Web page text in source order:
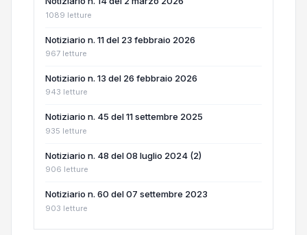
1089 letture
Notiziario n. 11 del 23 febbraio 2026
967 letture
Notiziario n. 13 del 26 febbraio 2026
943 letture
Notiziario n. 45 del 11 settembre 2025
935 letture
Notiziario n. 48 del 08 luglio 2024 (2)
906 letture
Notiziario n. 60 del 07 settembre 2023
903 letture